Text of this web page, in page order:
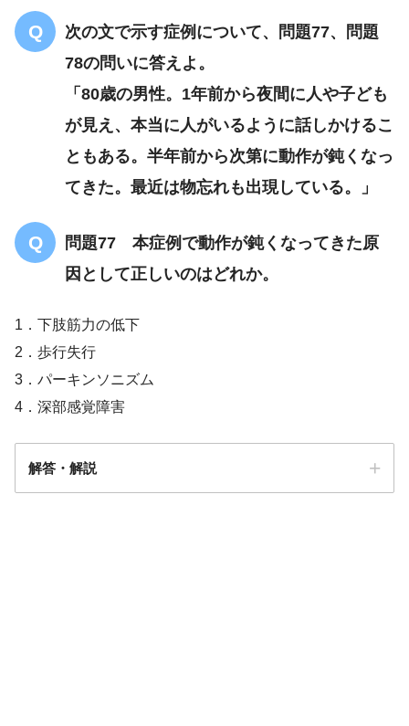
次の文で示す症例について、問題77、問題
78の問いに答えよ。
「80歳の男性。1年前から夜間に人や子ども
が見え、本当に人がいるように話しかけるこ
ともある。半年前から次第に動作が鈍くなっ
てきた。最近は物忘れも出現している。」
問題77 本症例で動作が鈍くなってきた原
因として正しいのはどれか。
1．下肢筋力の低下
2．歩行失行
3．パーキンソニズム
4．深部感覚障害
解答・解説